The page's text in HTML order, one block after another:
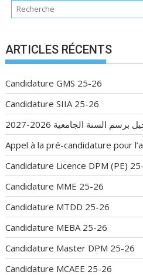
ARTICLES RÉCENTS
Candidature GMS 25-26
Candidature SIIA 25-26
برسم السنة الجامعية 2026-2027
Appel à la pré-candidature pour
Candidature Licence DPM (PE)
Candidature MME 25-26
Candidature MTDD 25-26
Candidature MEBA 25-26
Candidature Master DPM 25-26
Candidature MCAEE 25-26